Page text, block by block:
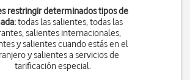
restringir determinados tipos de
todas las salientes, todas las
salientes internacionales,
y salientes cuando estás en el
y salientes a servicios de
tarificación especial.